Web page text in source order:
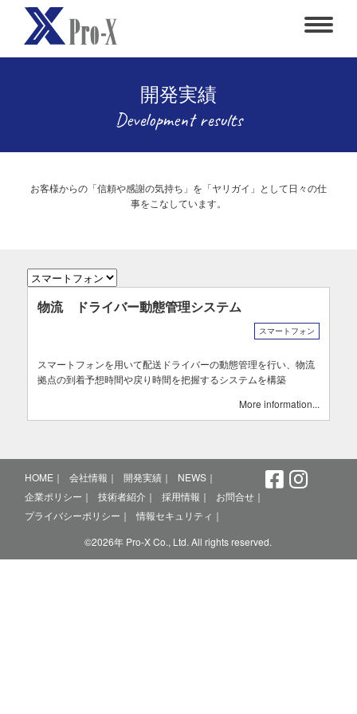
開発実績
Development results
お客様からの「信頼や感謝の気持ち」を「ヤリガイ」として日々の仕
事をこなしています。
物流 ドライバー動態管理システム
スマートフォン
スマートフォンを用いて配送ドライバーの動態管理を行い、物流
拠点の到着予想時間や戻り時間を把握するシステムを構築
More information
HOME 会社情報 開発実績
NEWS
企業ポリシー
技術者紹介 採用情報
お問合せ
プライバシーポリシー
情報セキュリティ
©2026年 Pro-X Co., Ltd. All rights reserved.